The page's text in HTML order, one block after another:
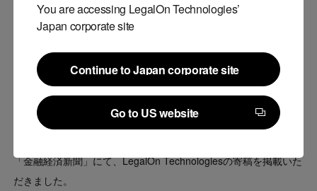
You are accessing LegalOn Technologies’
Japan corporate site
Continue to Japan corporate site
Continue to Japan corporate site
Go to US website
Go to US website
メディア掲載
「金融経済新聞」にて、LegalOn Technologiesの寄稿を掲載いた
だきました。